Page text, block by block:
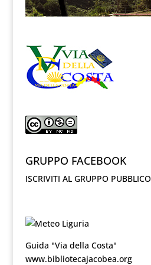
GRUPPO FACEBOOK
ISCRIVITI AL GRUPPO PUBBLICO
Guida "Via della Costa"
www.bibliotecajacobea.org